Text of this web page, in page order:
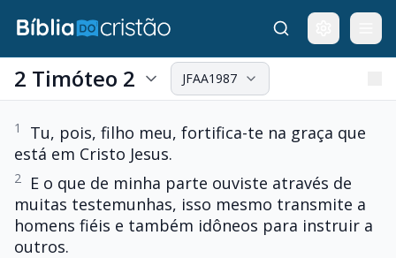
2 Timóteo 2 JFAA1987
1
Tu, pois, filho meu, fortifica-te na graça que
está em Cristo Jesus.
2
E o que de minha parte ouviste através de
muitas testemunhas, isso mesmo transmite a
homens fiéis e também idôneos para instruir a
outros.